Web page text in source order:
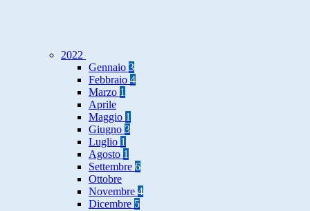
2022
Gennaio 3
Febbraio 4
Marzo 1
Aprile
Maggio 1
Giugno 3
Luglio 1
Agosto 1
Settembre 6
Ottobre
Novembre 4
Dicembre 5